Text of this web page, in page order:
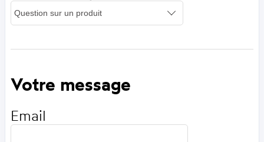
Votre message
Email